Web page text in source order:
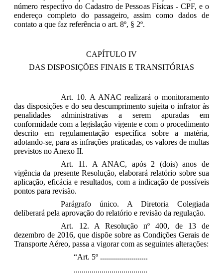
número respectivo do Cadastro de Pessoas Físicas - CPF, e o
endereço completo do passageiro, assim como dados de
contato a que faz referência o art. 8º, § 2º.
CAPÍTULO IV
DAS DISPOSIÇÕES FINAIS E TRANSITÓRIAS
Art. 10. A ANAC realizará o monitoramento
das disposições e do seu descumprimento sujeita o infrator às
penalidades administrativas a serem apuradas em
conformidade com a legislação vigente e com o procedimento
descrito em regulamentação específica sobre a matéria,
adotando-se, para as infrações praticadas, os valores de multas
previstos no Anexo II.
Art. 11. A ANAC, após 2 (dois) anos de
vigência da presente Resolução, elaborará relatório sobre sua
aplicação, eficácia e resultados, com a indicação de possíveis
pontos para revisão.
Parágrafo único. A Diretoria Colegiada
deliberará pela aprovação do relatório e revisão da regulação.
Art. 12. A Resolução nº 400, de 13 de
dezembro de 2016, que dispõe sobre as Condições Gerais de
Transporte Aéreo, passa a vigorar com as seguintes alterações:
“Art. 5º ........................
.....................................